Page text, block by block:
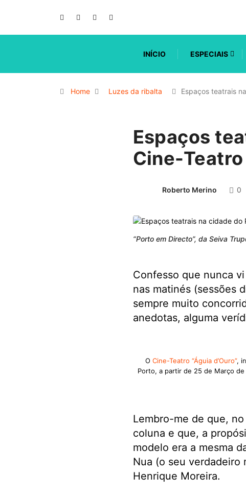
INÍCIO ESPECIAIS
Home Luzes da ribalta Espaços teatrais
Espaços
Cine-
Roberto Merino 0
“Porto em Directo”, da Seiva
Confesso que nunca
nas matinés (sessões
sempre muito
anedotas, alguma
O Cine-Teatro “Águia d’Ouro”,
Porto, a partir de 25 de Março
Lembro-me de que,
coluna e que, a
modelo era a mesma
Nua (o seu verdadeiro
Henrique Moreira.